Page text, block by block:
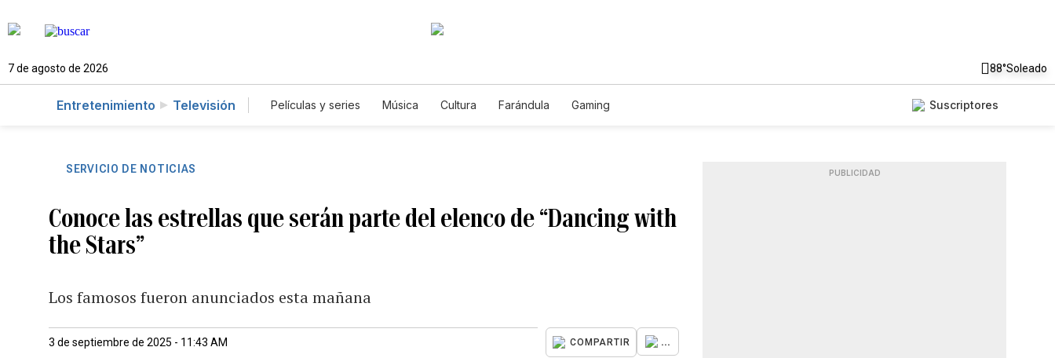
7 de agosto de 2026 88°Soleado
Entretenimiento Televisión Películas y series Música Cultura Farándula Gaming Suscriptores
SERVICIO DE NOTICIAS
Conoce las estrellas que serán parte del elenco de “Dancing with
the Stars”
Los famosos fueron anunciados esta mañana
3 de septiembre de 2025 - 11:43 AM COMPARTIR ...
PUBLICIDAD